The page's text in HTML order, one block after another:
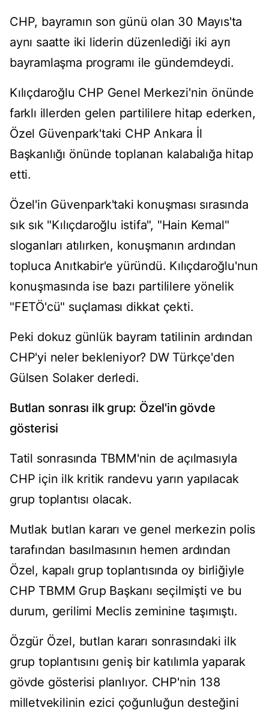
CHP, bayramın son günü olan 30 Mayıs'ta
aynı saatte iki liderin düzenlediği iki ayrı
bayramlaşma programı ile gündemdeydi.
Kılıçdaroğlu CHP Genel Merkezi'nin önünde
farklı illerden gelen partililere hitap ederken,
Özel Güvenpark'taki CHP Ankara İl
Başkanlığı önünde toplanan kalabalığa hitap
etti.
Özel'in Güvenpark'taki konuşması sırasında
sık sık "Kılıçdaroğlu istifa", "Hain Kemal"
sloganları atılırken, konuşmanın ardından
topluca Anıtkabir'e yüründü. Kılıçdaroğlu'nun
konuşmasında ise bazı partililere yönelik
"FETÖ'cü" suçlaması dikkat çekti.
Peki dokuz günlük bayram tatilinin ardından
CHP'yi neler bekleniyor? DW Türkçe'den
Gülsen Solaker derledi.
Butlan sonrası ilk grup: Özel'in gövde
gösterisi
Tatil sonrasında TBMM'nin de açılmasıyla
CHP için ilk kritik randevu yarın yapılacak
grup toplantısı olacak.
Mutlak butlan kararı ve genel merkezin polis
tarafından basılmasının hemen ardından
Özel, kapalı grup toplantısında oy birliğiyle
CHP TBMM Grup Başkanı seçilmişti ve bu
durum, gerilimi Meclis zeminine taşımıştı.
Özgür Özel, butlan kararı sonrasındaki ilk
grup toplantısını geniş bir katılımla yaparak
gövde gösterisi planlıyor. CHP'nin 138
milletvekilinin ezici çoğunluğun desteğini